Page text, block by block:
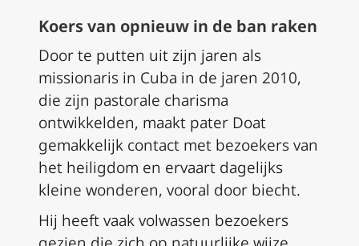
Koers van opnieuw in de ban raken
Door te putten uit zijn jaren als
missionaris in Cuba in de jaren 2010,
die zijn pastorale charisma
ontwikkelden, maakt pater Doat
gemakkelijk contact met bezoekers van
het heiligdom en ervaart dagelijks
kleine wonderen, vooral door biecht.
Hij heeft vaak volwassen bezoekers